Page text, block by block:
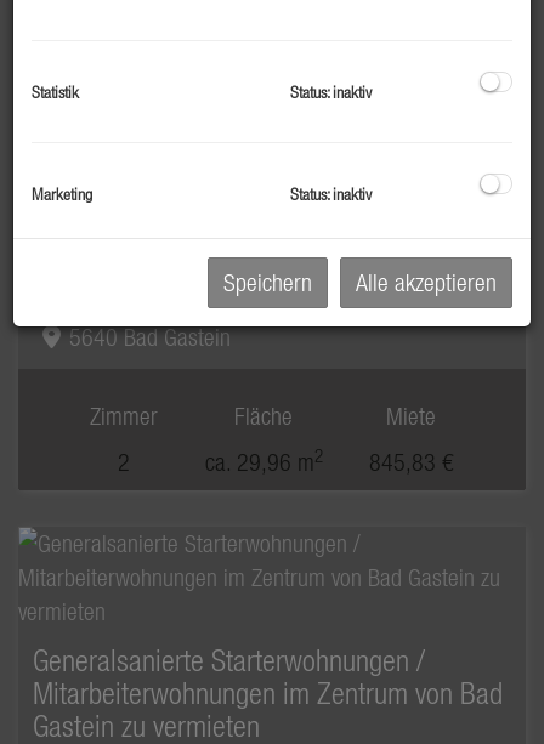
Mitarbeiterwohnungen im Zentrum von Bad
Gastein zu vermieten
5640 Bad Gastein
Zimmer
2
Fläche
ca. 29,96 m2
Miete
845,83 €
Generalsanierte Starterwohnungen /
Mitarbeiterwohnungen im Zentrum von Bad
Gastein zu vermieten
Statistik Status: inaktiv
Marketing Status: inaktiv
Speichern Alle akzeptieren